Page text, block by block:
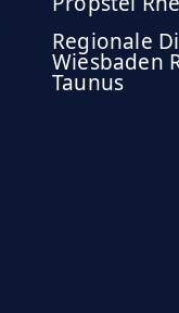
Regionale
Wiesbaden
Taunus